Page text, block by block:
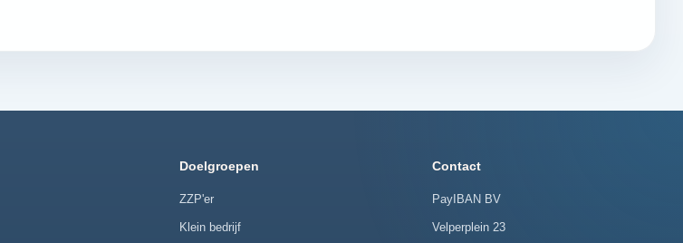
Doelgroepen
ZZP'er
Klein bedrijf
Contact
PayIBAN BV
Velperplein 23